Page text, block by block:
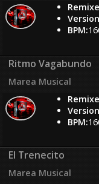
BPM:
Ritmo Vagabundo
Marea Musical
BPM:
El Trenecito
Marea Musical